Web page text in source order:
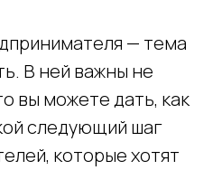
— тема
В ней важны не
вы можете дать, как
следующий шаг
которые хотят